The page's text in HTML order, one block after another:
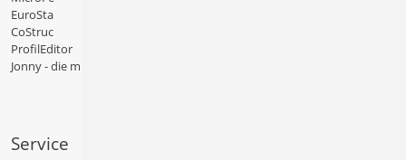
EuroSta
CoStruc
ProfilEditor
Jonny - die mb-App
Service